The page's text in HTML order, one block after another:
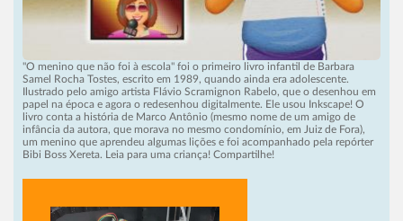
"O menino que não foi à escola" foi o primeiro livro infantil de Barbara
Samel Rocha Tostes, escrito em 1989, quando ainda era adolescente.
Ilustrado pelo amigo artista Flávio Scramignon Rabelo, que o desenhou em
papel na época e agora o redesenhou digitalmente. Ele usou Inkscape! O
livro conta a história de Marco Antônio (mesmo nome de um amigo de
infância da autora, que morava no mesmo condomínio, em Juiz de Fora),
um menino que aprendeu algumas lições e foi acompanhado pela repórter
Bibi Boss Xereta. Leia para uma criança! Compartilhe!